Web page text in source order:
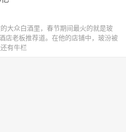
大众白酒里，春节期间最火的就是玻
店老板推荐道。在他的店铺中，玻汾被
有牛栏